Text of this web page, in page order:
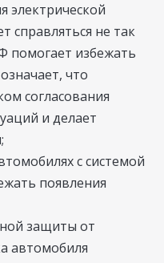
электрической
справляться не так
помогает избежать
что
согласования
и делает
с системой
появления
защиты от
автомобиля